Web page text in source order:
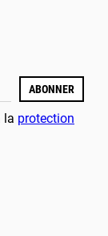
ABONNER
la protection